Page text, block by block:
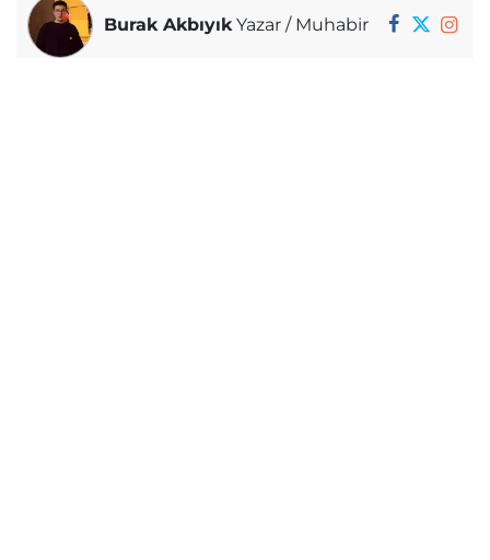
Burak AkbıyıkYazar / Muhabir